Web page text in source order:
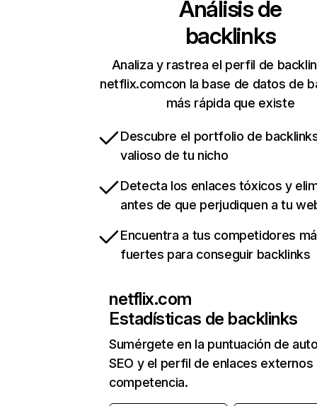
Análisis de
backlinks
Analiza y rastrea el perfil de
netflix.comcon la base de datos de
más rápida que existe
Descubre el portfolio de
valioso de tu nicho
Detecta los enlaces tóxicos y
antes de que perjudiquen a tu
Encuentra a tus competidores
fuertes para conseguir backlinks
netflix.com
Estadísticas de backlinks
Sumérgete en la puntuación de
SEO y el perfil de enlaces externos
competencia.